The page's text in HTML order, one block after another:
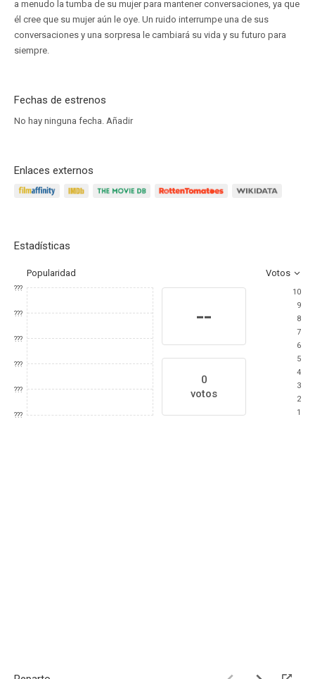
a menudo la tumba de su mujer para mantener conversaciones, ya que
él cree que su mujer aún le oye. Un ruido interrumpe una de sus
conversaciones y una sorpresa le cambiará su vida y su futuro para
siempre.
Fechas de estrenos
No hay ninguna fecha. Añadir
Enlaces externos
Estadísticas
Popularidad Votos
???
???
???
???
???
???
--
0
votos
10
9
8
7
6
5
4
3
2
1